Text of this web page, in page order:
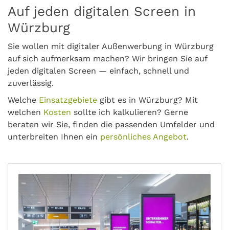
Auf jeden digitalen Screen in
Würzburg
Sie wollen mit digitaler Außenwerbung in Würzburg
auf sich aufmerksam machen? Wir bringen Sie auf
jeden digitalen Screen — einfach, schnell und
zuverlässig.
Welche Einsatzgebiete gibt es in Würzburg? Mit
welchen Kosten sollte ich kalkulieren? Gerne
beraten wir Sie, finden die passenden Umfelder und
unterbreiten Ihnen ein persönliches Angebot.